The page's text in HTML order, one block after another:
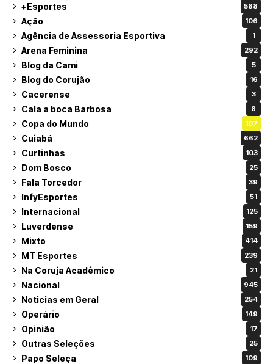
+Esportes 588
Ação 106
Agência de Assessoria Esportiva 1
Arena Feminina 292
Blog da Cami 5
Blog do Corujão 16
Cacerense 3
Cala a boca Barbosa 8
Copa do Mundo 107
Cuiabá 662
Curtinhas 103
Dom Bosco 25
Fala Torcedor 39
InfyEsportes 51
Internacional 125
Luverdense 159
Mixto 414
MT Esportes 239
Na Coruja Acadêmico 21
Nacional 945
Noticias em Geral 254
Operário 149
Opinião 17
Outras Seleções 25
Papo Seleça 109